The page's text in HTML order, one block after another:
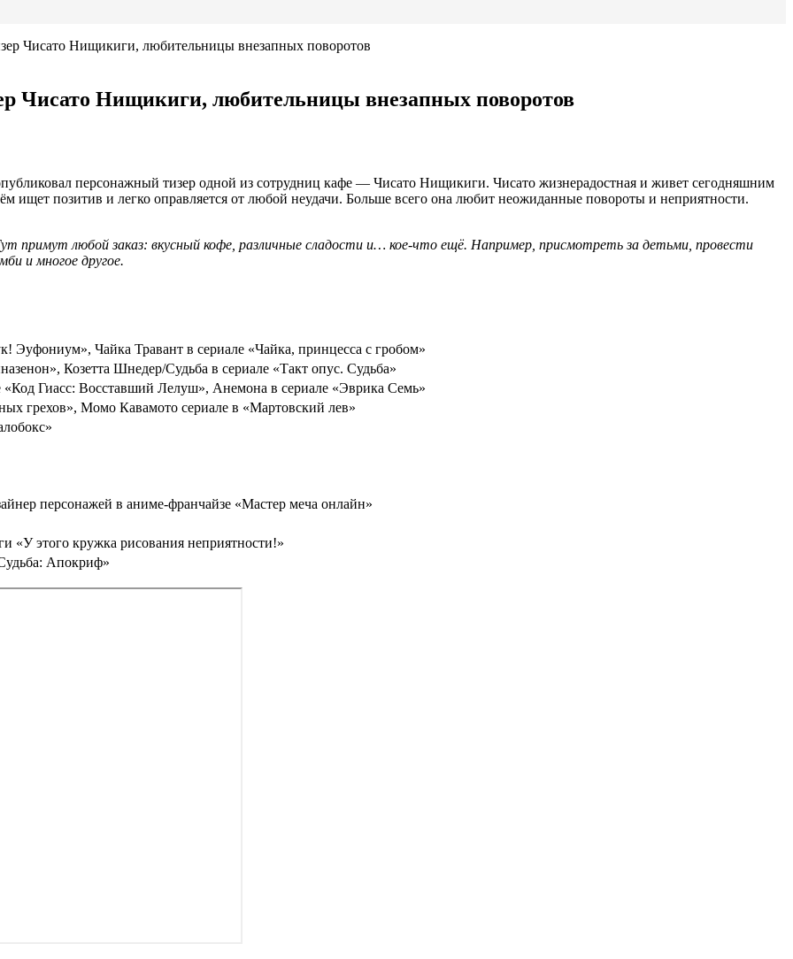
Чисато Нищикиги, любительницы внезапных поворотов
Чисато Нищикиги, любительницы внезапных поворотов
персонажный тизер одной из сотрудниц кафе — Чисато Нищикиги. Чисато жизнерадостная и живет сегодняшним
ищет позитив и легко оправляется от любой неудачи. Больше всего она любит неожиданные повороты и неприятности.
примут любой заказ: вкусный кофе, различные сладости и… кое-что ещё. Например, присмотреть за детьми, провести
и многое другое.
Эуфониум», Чайка Травант в сериале «Чайка, принцесса с гробом»
Козетта Шнедер/Судьба в сериале «Такт опус. Судьба»
«Код Гиасс: Восставший Лелуш», Анемона в сериале «Эврика Семь»
грехов», Момо Кавамото сериале в «Мартовский лев»
персонажей в аниме-франчайзе «Мастер меча онлайн»
«У этого кружка рисования неприятности!»
Апокриф»